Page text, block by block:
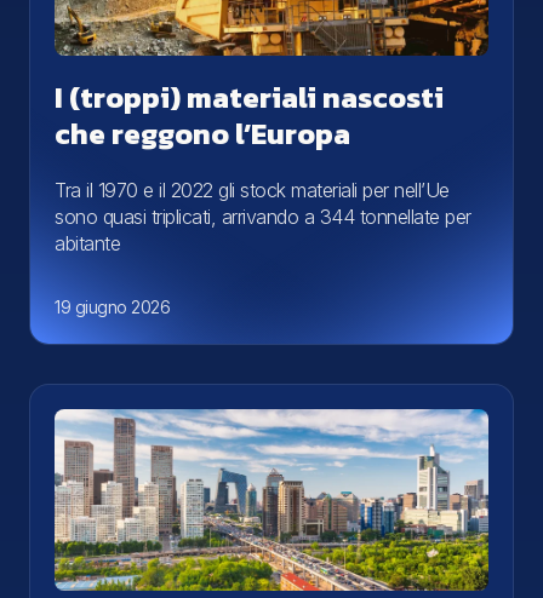
I (troppi) materiali nascosti
che reggono l’Europa
Tra il 1970 e il 2022 gli stock materiali per nell’Ue
sono quasi triplicati, arrivando a 344 tonnellate per
abitante
19 giugno 2026